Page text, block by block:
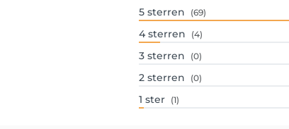
5 sterren (69)
4 sterren (4)
3 sterren (0)
2 sterren (0)
1 ster (1)